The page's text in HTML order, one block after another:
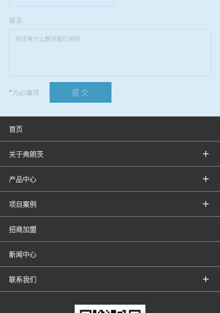
留言
*为必填项 提 交
首页
关于弗朗茨
产品中心
项目案例
招商加盟
新闻中心
联系我们